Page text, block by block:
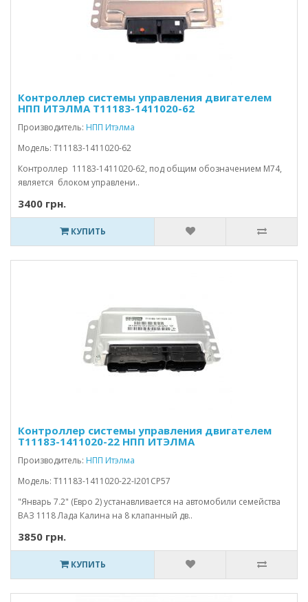
Контроллер системы управления двигателем
НПП ИТЭЛМА Т11183-1411020-62
Производитель: НПП Итэлма
Модель: Т11183-1411020-62
Контроллер 11183-1411020-62, под общим обозначением M74,
является блоком управлени..
3400 грн.
КУПИТЬ
Контроллер системы управления двигателем
Т11183-1411020-22 НПП ИТЭЛМА
Производитель: НПП Итэлма
Модель: Т11183-1411020-22-I201CP57
"Январь 7.2" (Евро 2) устанавливается на автомобили семейства
ВАЗ 1118 Лада Калина на 8 клапанный дв..
3850 грн.
КУПИТЬ